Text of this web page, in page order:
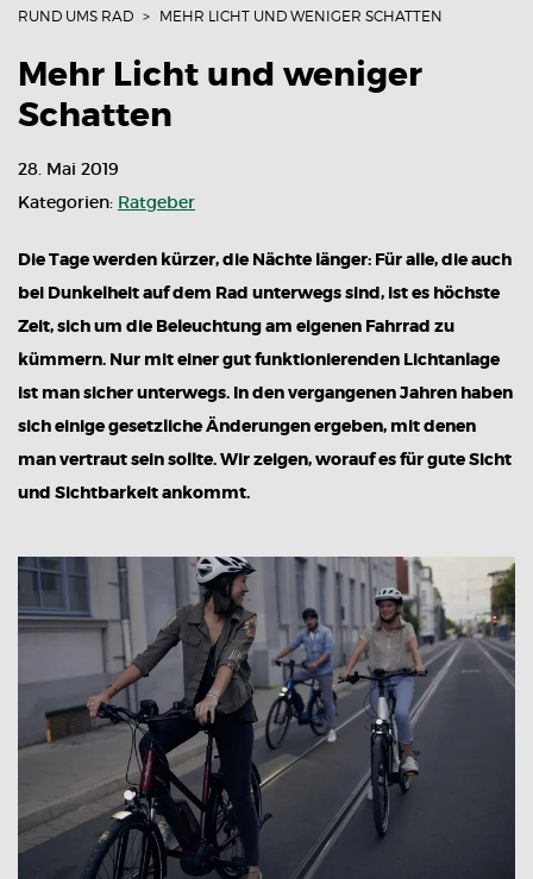
RUND UMS RAD MEHR LICHT UND WENIGER SCHATTEN
Mehr Licht und weniger
Schatten
28. Mai 2019
Kategorien: Ratgeber
Die Tage werden kürzer, die Nächte länger: Für alle, die auch
bei Dunkelheit auf dem Rad unterwegs sind, ist es höchste
Zeit, sich um die Beleuchtung am eigenen Fahrrad zu
kümmern. Nur mit einer gut funktionierenden Lichtanlage
ist man sicher unterwegs. In den vergangenen Jahren haben
sich einige gesetzliche Änderungen ergeben, mit denen
man vertraut sein sollte. Wir zeigen, worauf es für gute Sicht
und Sichtbarkeit ankommt.